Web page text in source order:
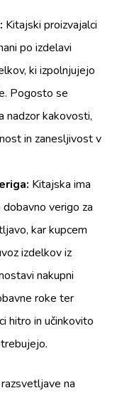
Kitajski proizvajalci
po izdelavi
ki izpolnjujejo
Pogosto se
nadzor kakovosti,
in zanesljivost v
Kitajska ima
verigo za
kar kupcem
izdelkov iz
nakupni
roke ter
hitro in učinkovito
na